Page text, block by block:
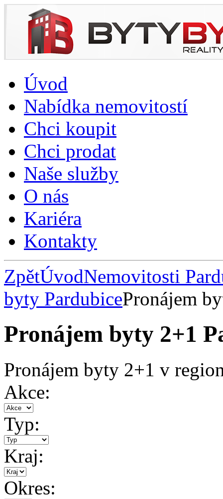
Úvod
Nabídka nemovitostí
Chci koupit
Chci prodat
Naše služby
O nás
Kariéra
Kontakty
ZpětÚvodNemovitosti
byty PardubicePronájem
Pronájem byty 2+1
Pronájem byty 2+1 v
Akce:
Typ:
Kraj:
Okres: